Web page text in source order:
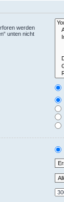
werden
unten nicht